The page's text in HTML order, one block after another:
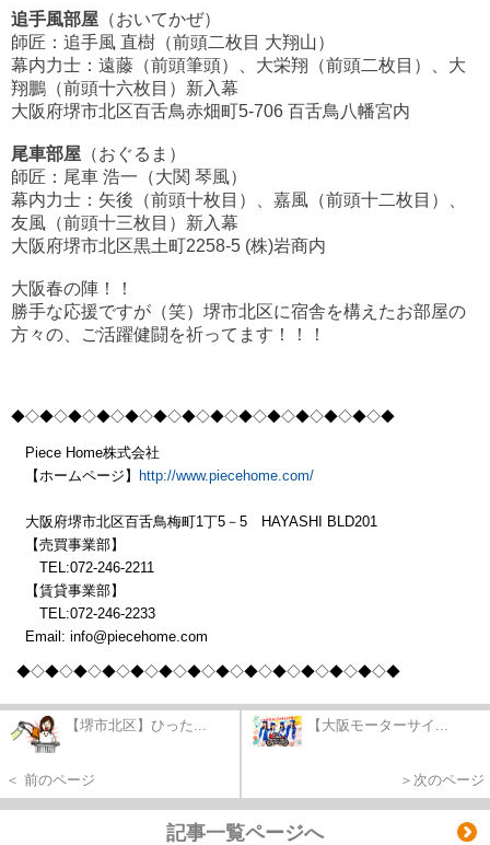
追手風部屋 （おいてかぜ）
師匠：追手風 直樹（前頭二枚目 大翔山）
幕内力士：遠藤（前頭筆頭）、大栄翔（前頭二枚目）、 大
翔鵬 （前頭十六枚目） 新入幕
大阪府堺市北区百舌鳥赤畑町5-706 百舌鳥八幡宮内
尾車部屋 （おぐるま）
師匠：尾車 浩一（大関 琴風）
幕内力士：矢後（前頭十枚目）、嘉風（前頭十二枚目）、
友風 （前頭十三枚目） 新入幕
大阪府堺市北区黒土町2258-5 (株)岩商内
大阪春の陣！！
勝手な応援ですが（笑）堺市北区に宿舎を構えたお部屋の
方々の、ご活躍健闘を祈ってます！！！
◆◇◆◇◆◇◆◇◆◇◆◇◆◇◆◇◆◇◆◇◆◇◆◇◆◇◆
Piece Home株式会社
【ホームページ】
http://www.piecehome.com/
大阪府堺市北区百舌鳥梅町1丁5－5 HAYASHI BLD201
【売買事業部】
TEL:072-246-2211
【賃貸事業部】
TEL:072-246-2233
Email: info@piecehome.com
◆◇◆◇◆◇◆◇◆◇◆◇◆◇◆◇◆◇◆◇◆◇◆◇◆◇◆
【堺市北区】ひった...
＜ 前のページ
【大阪モーターサイ...
＞次のページ
記事一覧ページへ